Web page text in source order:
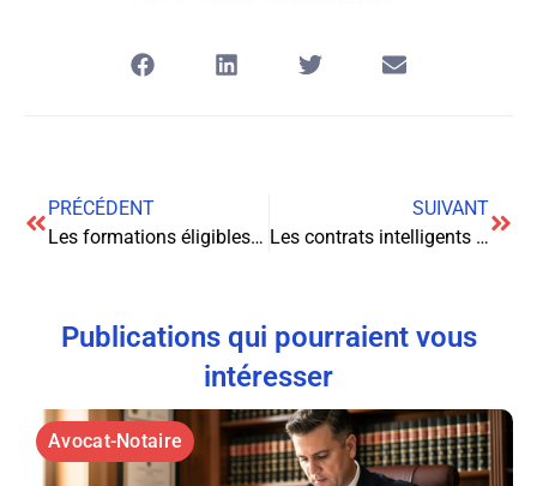
PRÉCÉDENT
Les formations éligibles au CPF : critères légaux
SUIVANT
Les contrats intelligents et leur reconnaissance juridique : enjeux et perspectives
Publications qui pourraient vous
intéresser
Avocat-Notaire